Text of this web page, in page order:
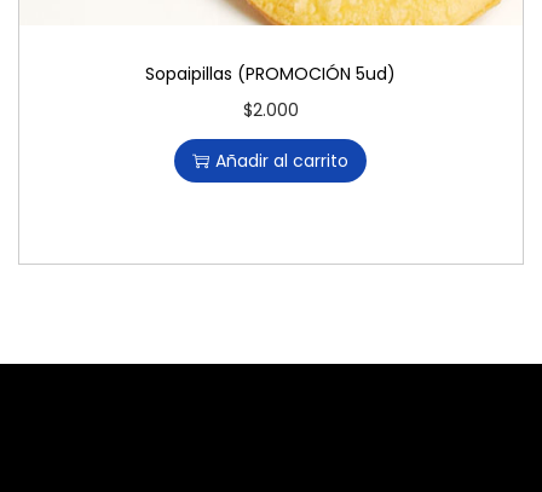
Sopaipillas (PROMOCIÓN 5ud)
$2.000
Añadir al carrito